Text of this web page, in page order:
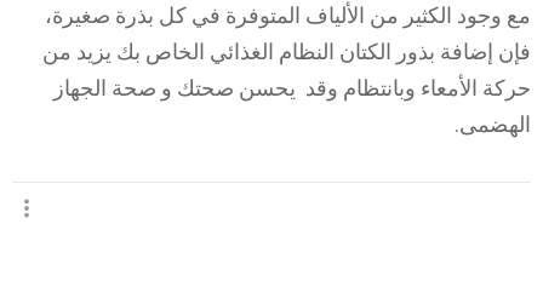
مع وجود الكثير من الألياف المتوفرة في كل بذرة صغيرة،
فإن إضافة بذور الكتان النظام الغذائي الخاص بك يزيد من
حركة الأمعاء وبانتظام وقد يحسن صحتك و صحة الجهاز
الهضمى.